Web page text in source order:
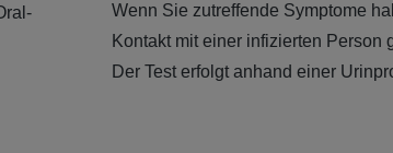
Wenn Sie zutreffende Symptome
Kontakt mit einer infizierten Person
Der Test erfolgt anhand einer